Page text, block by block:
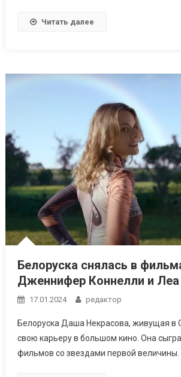
Читать далее
Белоруска снялась в
Дженнифер Коннелли и
17.01.2024 редактор
Белоруска Даша Некрасова, живущая
свою карьеру в большом кино. Она
фильмов со звездами первой величины.